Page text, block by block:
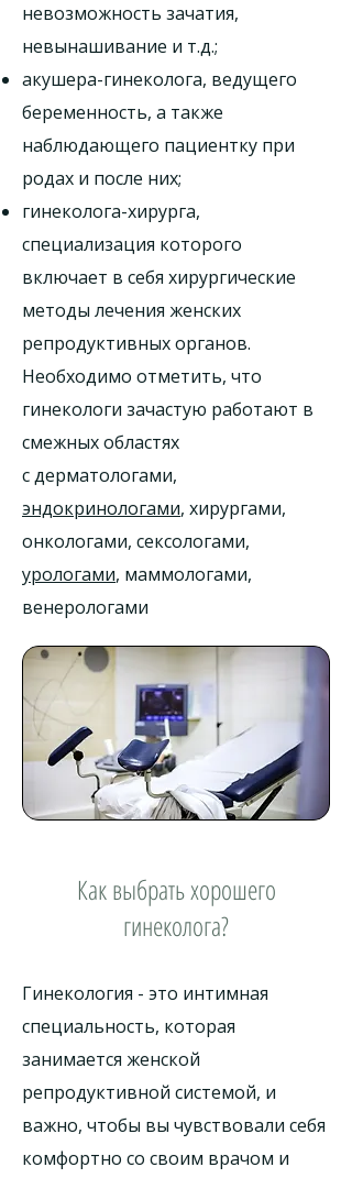
невозможность зачатия,
невынашивание и т.д.;
акушера-гинеколога, ведущего
беременность, а также
наблюдающего пациентку при
родах и после них;
гинеколога-хирурга,
специализация которого
включает в себя хирургические
методы лечения женских
репродуктивных органов.
Необходимо отметить, что
гинекологи зачастую работают в
смежных областях
с дерматологами,
эндокринологами, хирургами,
онкологами, сексологами,
урологами, маммологами,
венерологами
Как выбрать хорошего
гинеколога?
Гинекология - это интимная
специальность, которая
занимается женской
репродуктивной системой, и
важно, чтобы вы чувствовали себя
комфортно со своим врачом и